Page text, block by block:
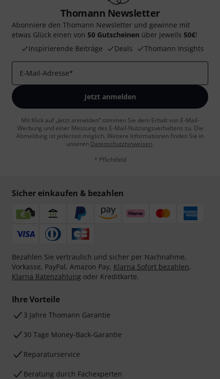
Thomann Newsletter
Abonniere den Thomann Newsletter und gewinne mit
etwas Glück einen von 50 Gutscheinen über jeweils 50€!
Inspirierende Beiträge
Deals Thomann Insights
E-Mail-Adresse*
Jetzt anmelden
Mit Klick auf „Jetzt anmelden“ stimmen Sie dem Erhalt von E-Mail-
Werbung und einer Messung des E-Mail-Nutzungsverhaltens zu. Die
Abmeldung ist jederzeit möglich. Weitere Informationen finden Sie in
unseren Datenschutzhinweisen.
* Pflichtfeld
Sicher einkaufen & bezahlen
Bezahlen Sie vertraulich und sicher per Nachnahme,
Vorkasse, PayPal, Amazon Pay, Klarna Sofort bezahlen,
Klarna Ratenzahlung oder Kreditkarte.
Ihre Vorteile
3 Jahre Thomann Garantie
30 Tage Money-Back-Garantie
Reparaturservice
Beratung durch Fachexperten